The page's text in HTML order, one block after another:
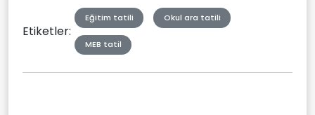
Etiketler:
Eğitim tatili Okul ara tatili
MEB tatil